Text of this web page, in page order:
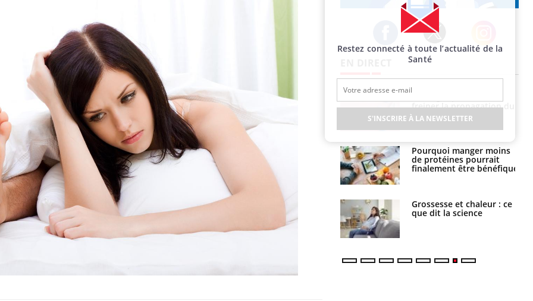
Facebook Twitter Instagram
Les médicaments GLP-1
protègent-ils aussi les os
Cytomégalovirus : ce qui
change dans la prise en
charge des femmes
enceintes
La sieste empêche-t-elle
de dormir la nuit ?
VIH : la fin du comprimé
tous les jours se profile-t-
elle enfin ?
Pourquoi votre ventre
gâche-t-il les premiers
jours de vos vacances ?
Fortes chaleurs :
pourquoi le risque de
noyade grimpe-t-il ?
freiner la propagation du
cancer ?
Pourquoi manger moins
de protéines pourrait
finalement être bénéfique
Grossesse et chaleur : ce
que dit la science
Restez connecté à toute l’actualité de la
Santé
S'INSCRIRE À LA NEWSLETTER